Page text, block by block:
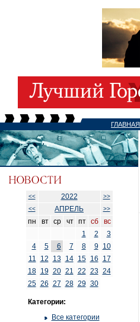
ГЛАВНАЯ
<< 2022
>>
<<
АПРЕЛЬ >>
пн вт ср чт пт сб
вс
1
2
3
4
5 6 7 8 9
10
11
12 13 14 15 16
17
18
19 20 21 22 23 24
25 26 27 28 29 30
Категории:
Все категории